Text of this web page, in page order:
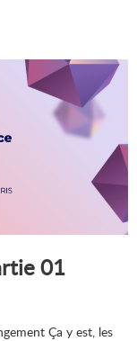
01
Ça y est, les